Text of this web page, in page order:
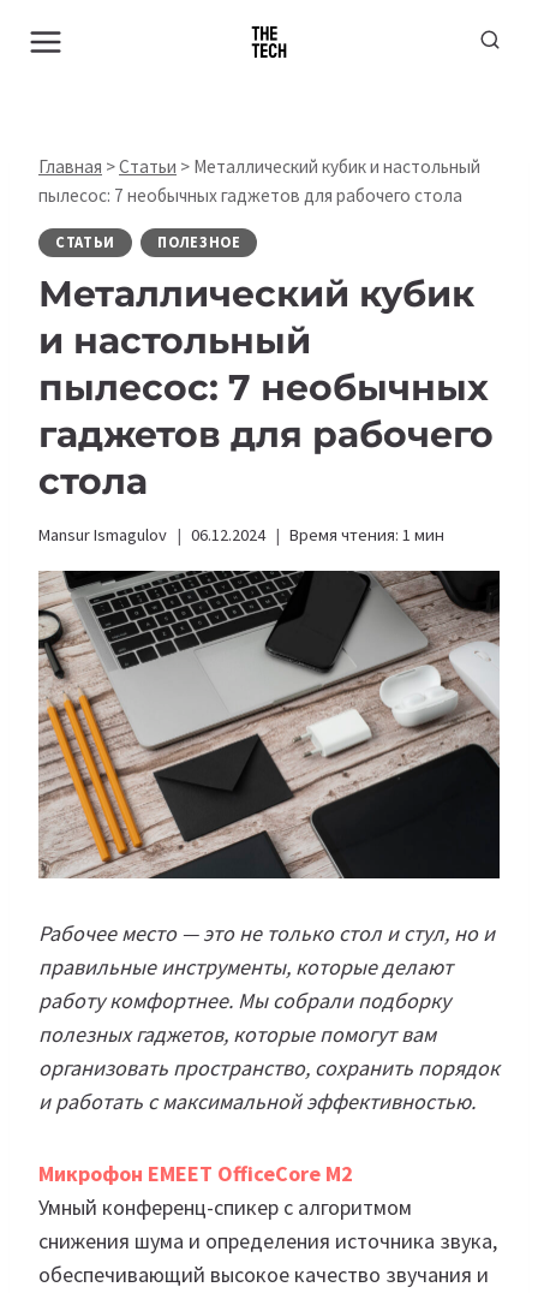
Главная >Статьи > Металлический кубик и настольный
пылесос: 7 необычных гаджетов для рабочего стола
СТАТЬИ ПОЛЕЗНОЕ
Металлический кубик
и настольный
пылесос: 7 необычных
гаджетов для рабочего
стола
Mansur Ismagulov 06.12.2024 Время чтения: 1 мин
Рабочее место — это не только стол и стул, но и
правильные инструменты, которые делают
работу комфортнее. Мы собрали подборку
полезных гаджетов, которые помогут вам
организовать пространство, сохранить порядок
и работать с максимальной эффективностью.
Микрофон EMEET OfficeCore M2
Умный конференц-спикер с алгоритмом
снижения шума и определения источника звука,
обеспечивающий высокое качество звучания и